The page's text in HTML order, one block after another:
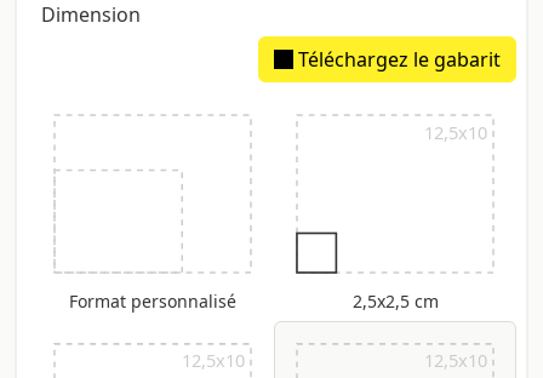
Dimension
Téléchargez le gabarit
Format personnalisé
12,5x10
2,5x2,5 cm
12,5x10 12,5x10